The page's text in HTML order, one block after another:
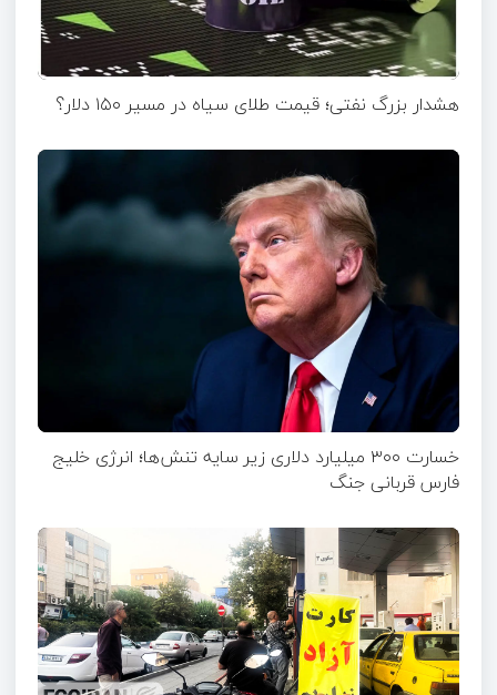
هشدار بزرگ نفتی؛ قیمت طلای سیاه در مسیر ۱۵۰ دلار؟
خسارت ۳۰۰ میلیارد دلاری زیر سایه تنش‌ها؛ انرژی خلیج
فارس قربانی جنگ